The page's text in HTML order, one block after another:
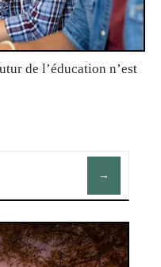
de l’éducation n’est